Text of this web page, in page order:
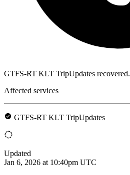
GTFS-RT KLT TripUpdates recovered.
Affected services
GTFS-RT KLT TripUpdates
Updated
Jan 6, 2026 at 10:40pm UTC